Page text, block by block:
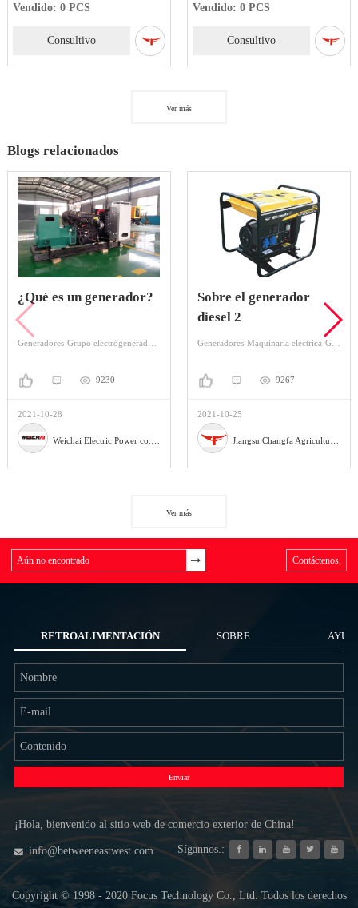
Vendido: 0 PCS
Consultivo
Vendido: 0 PCS
Consultivo
Ver más
Blogs relacionados
¿Qué es un generador?
9230
2021-10-28
Weichai Electric Power co., Ltd.
Sobre el generador
diesel 2
Generadores-Maquinaria eléctrica-Grupo electródiesel
9267
2021-10-25
Jiangsu Changfa Agricultural Equipment Holding Co., Ltd
Ver más
Contáctenos.
RETROALIMENTACIÓN SOBRE
NOSOTROS
Enviar
¡Hola, bienvenido al sitio web de comercio exterior de China!
info@betweeneastwest.com Sígannos.:
Copyright © 1998 - 2020 Focus Technology Co., Ltd. Todos los derechos